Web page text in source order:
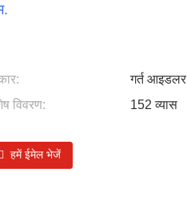
.
गर्त आइडलर
विवरण:
152 व्यास
हमें ईमेल भेजें